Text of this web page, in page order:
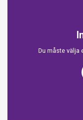
Du måste välja